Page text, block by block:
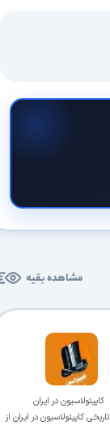
مشاهده بقیه
کاپیتولاسیون در ایران
کاپیتولاسیون در ایران از